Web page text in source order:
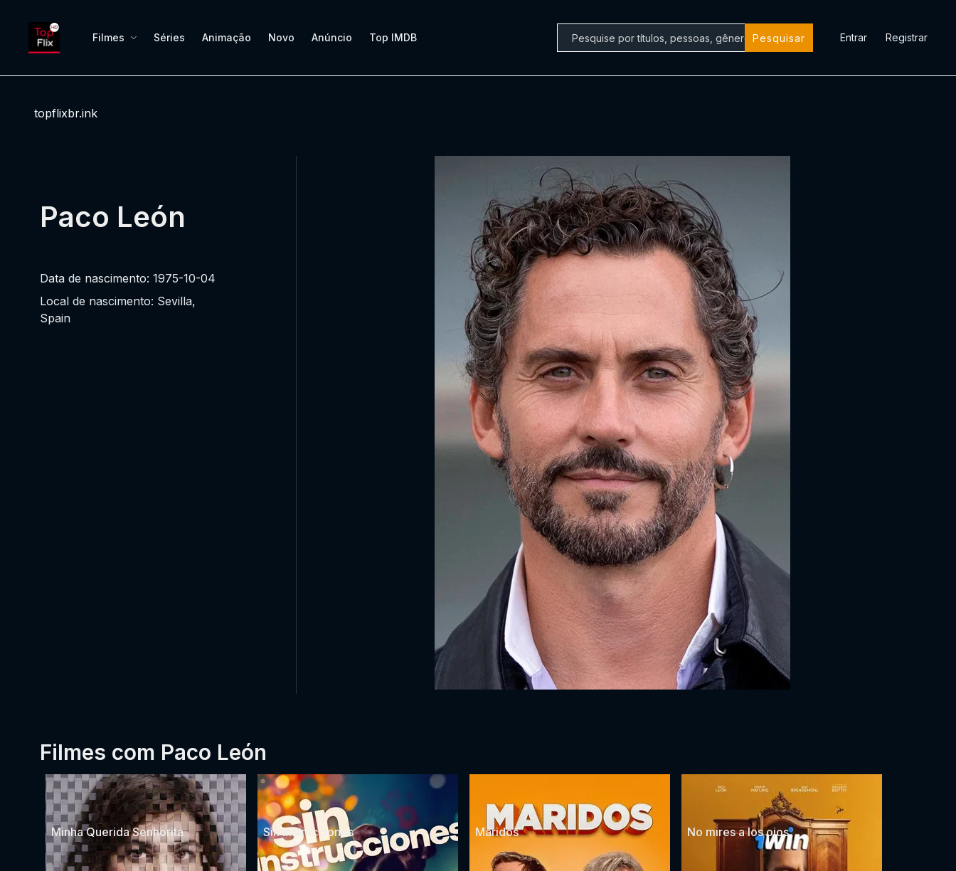
Filmes Séries Animação Novo Anúncio Top IMDB Pesquisar Entrar Registrar
topflixbr.ink
Paco León
Data de nascimento: 1975-10-04
Local de nascimento: Sevilla,
Spain
Filmes com Paco León
Minha Querida Senhorita Sin instrucciones Maridos No mires a los ojos